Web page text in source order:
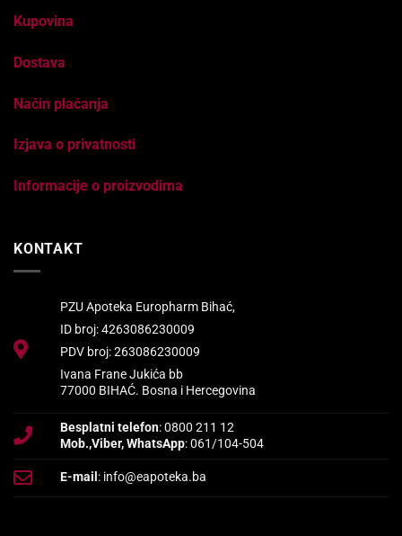
Kupovina
Dostava
Način plaćanja
Izjava o privatnosti
Informacije o proizvodima
KONTAKT
PZU Apoteka Europharm Bihać,
ID broj: 4263086230009
PDV broj: 263086230009
Ivana Frane Jukića bb
77000 BIHAĆ. Bosna i Hercegovina
Besplatni telefon: 0800 211 12
Mob.,Viber, WhatsApp: 061/104-504
E-mail : info@eapoteka.ba